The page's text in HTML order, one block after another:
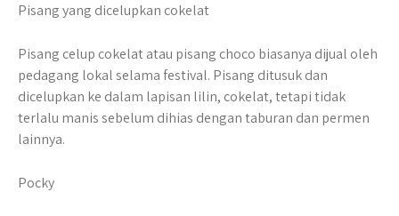
Pisang yang dicelupkan cokelat
Pisang celup cokelat atau pisang choco biasanya dijual oleh
pedagang lokal selama festival. Pisang ditusuk dan
dicelupkan ke dalam lapisan lilin, cokelat, tetapi tidak
terlalu manis sebelum dihias dengan taburan dan permen
lainnya.
Pocky